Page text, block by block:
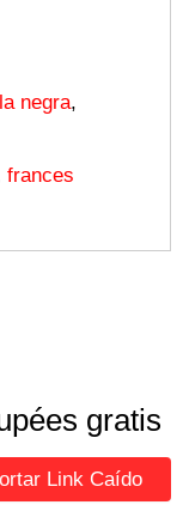
negra,
frances
gratis
Link Caído